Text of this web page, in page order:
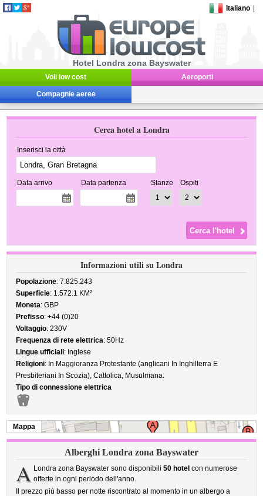
Italiano
Hotel Londra zona Bayswater
Voli low cost Aeroporti
Compagnie aeree
Cerca hotel a Londra
Inserisci la città
Data arrivo Data partenza Stanze Ospiti
Informazioni utili su Londra
Popolazione: 7.825.243
Superficie: 1.572.1 KM²
Moneta: GBP
Prefisso: +44 (0)20
Voltaggio: 230V
Frequenza di rete elettrica: 50Hz
Lingue ufficiali: Inglese
Religioni: In Maggioranza Protestante (anglicani In Inghilterra E
Presbiteriani In Scozia), Cattolica, Musulmana.
Tipo di connessione elettrica
Mappa
Alberghi Londra zona Bayswater
A Londra zona Bayswater sono disponibili 50 hotel con numerose
offerte in ogni periodo dell'anno.
Il prezzo più basso per notte riscontrato al momento in un albergo a